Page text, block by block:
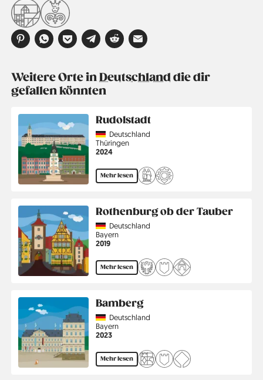
Weitere Orte inDeutschlanddie dir
gefallen könnten
Rudolstadt
CountryDeutschland
Region
Thüringen
Jahr
2024
Mehr lesen
Rothenburg ob der Tauber
CountryDeutschland
Region
Bayern
Jahr
2019
Mehr lesen
Bamberg
CountryDeutschland
Region
Bayern
Jahr
2023
Mehr lesen